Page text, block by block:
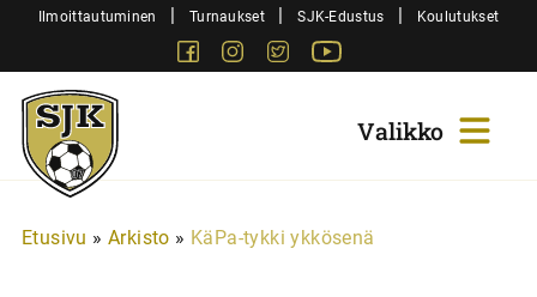
SiirryIlmoittautuminen | Turnaukset | SJK-Edustus | Koulutukset
FacebookInstagram
Twitter
Sjk-
Juniorit
Etusivu » Arkisto » KäPa-tykki ykkösenä